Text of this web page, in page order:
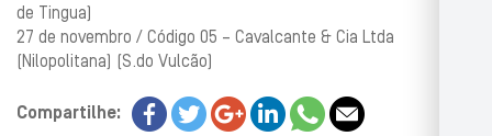
de Tingua)
27 de novembro / Código 05 – Cavalcante & Cia Ltda
(Nilopolitana) (S.do Vulcão)
Compartilhe: